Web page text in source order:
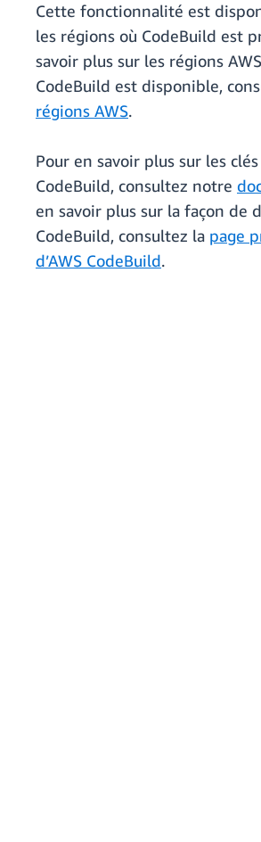
Cette fonctionnalité est
les régions où CodeBuild est
savoir plus sur les régions
CodeBuild est disponible,
régions AWS.
Pour en savoir plus sur les
CodeBuild, consultez notre
en savoir plus sur la façon de
CodeBuild, consultez la page
d’AWS CodeBuild.